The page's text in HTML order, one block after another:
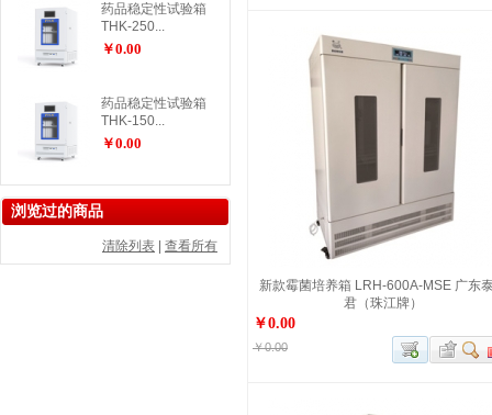
新款霉菌培养箱 LRH-600A-MSE 广东
君（珠江牌）
￥0.00
￥0.00
药品稳定性试验箱
THK-250...
￥0.00
药品稳定性试验箱
THK-150...
￥0.00
浏览过的商品
清除列表 查看所有